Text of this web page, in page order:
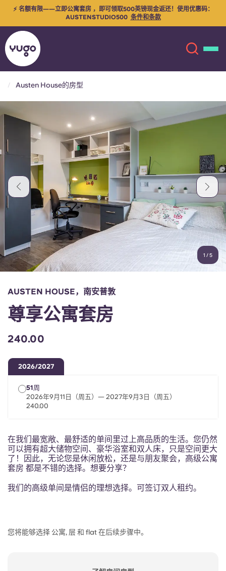
地点
更多
账户 语言
English (GB)
English (US)
Chinese
Deutsch
French
Portuguese
选择一个国家
立即预订
English (US)
Chinese Español
Català Deutsch
Italian French
Portuguese
⚡ 名额有限——立即公寓套房 ，即可领取500英镑现金返还！使用优惠码：
AUSTENSTUDIO500 条件和条款
Austen House的房型
1 /5
AUSTEN HOUSE，南安普敦
尊享公寓套房
240.00
2026/2027
51周
2026年9月11日（周五）— 2027年9月3日（周五）
240.00
在我们最宽敞、最舒适的单间里过上高品质的生活。您仍然
可以拥有超大储物空间、豪华浴室和双人床，只是空间更大
了！因此，无论您是休闲放松，还是与朋友聚会，高级公寓
套房 都是不错的选择。想要分享？
我们的高级单间是情侣的理想选择。可签订双人租约。
您将能够选择 公寓, 层 和 flat 在后续步骤中。